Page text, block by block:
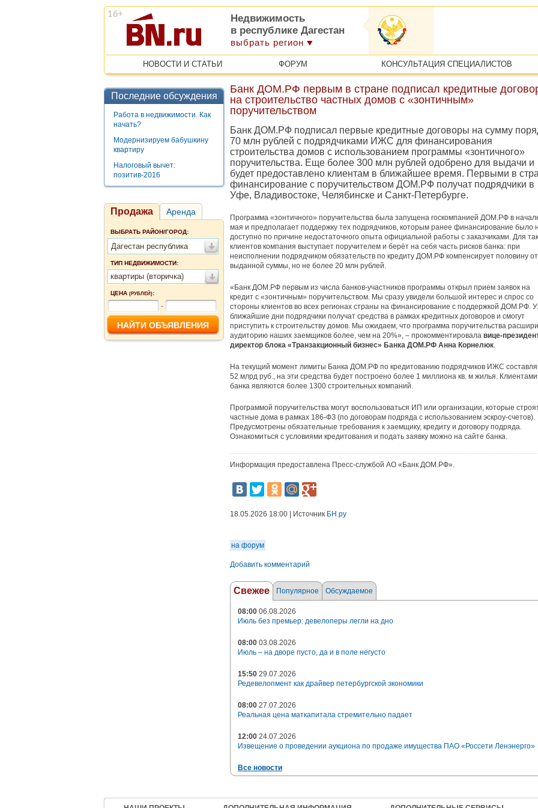
Недвижимость
в республике Дагестан
выбрать регион
НОВОСТИ И СТАТЬИ ФОРУМ КОНСУЛЬТАЦИЯ СПЕЦИАЛИСТОВ
Последние обсуждения
Работа в недвижимости. Как
начать?
Модернизируем бабушкину
квартиру
Налоговый вычет:
позитив-2016
Продажа Аренда
ВЫБРАТЬ РАЙОН/ГОРОД:
Дагестан республика
ТИП НЕДВИЖИМОСТИ:
квартиры (вторичка)
ЦЕНА (РУБЛЕЙ):
-
Банк ДОМ.РФ первым в стране подписал кредитные
на строительство частных домов с «зонтичным»
поручительством
Банк ДОМ.РФ подписал первые кредитные договоры на сумму
70 млн рублей с подрядчиками ИЖС для финансирования
строительства домов с использованием программы «зонтичного»
поручительства. Еще более 300 млн рублей одобрено для выдачи и
будет предоставлено клиентам в ближайшее время. Первыми в
финансирование с поручительством ДОМ.РФ получат подрядчики в
Уфе, Владивостоке, Челябинске и Санкт-Петербурге.
Программа «зонтичного» поручительства была запущена госкомпанией ДОМ.РФ в
мая и предполагает поддержку тех подрядчиков, которым ранее финансирование было
доступно по причине недостаточного опыта официальной работы с заказчиками. Для
клиентов компания выступает поручителем и берёт на себя часть рисков банка: при
неисполнении подрядчиком обязательств по кредиту ДОМ.РФ компенсирует половину от
выданной суммы, но не более 20 млн рублей.
«Банк ДОМ.РФ первым из числа банков-участников программы открыл прием заявок на
кредит с «зонтичным» поручительством. Мы сразу увидели большой интерес и спрос со
стороны клиентов во всех регионах страны на финансирование с поддержкой ДОМ.РФ.
ближайшие дни подрядчики получат средства в рамках кредитных договоров и смогут
приступить к строительству домов. Мы ожидаем, что программа поручительства
аудиторию наших заемщиков более, чем на 20%», – прокомментировала вице-
директор блока «Транзакционный бизнес» Банка ДОМ.РФ Анна Корнелюк.
На текущий момент лимиты Банка ДОМ.РФ по кредитованию подрядчиков ИЖС
52 млрд руб., на эти средства будет построено более 1 миллиона кв. м жилья. Клиентами
банка являются более 1300 строительных компаний.
Программой поручительства могут воспользоваться ИП или организации, которые
частные дома в рамках 186-ФЗ (по договорам подряда с использованием эскроу-счетов).
Предусмотрены обязательные требования к заемщику, кредиту и договору подряда.
Ознакомиться с условиями кредитования и подать заявку можно на сайте банка.
Информация предоставлена Пресс-службой АО «Банк ДОМ.РФ».
18.05.2026 18:00 | Источник БН.ру
на форум
Добавить комментарий
Свежее Популярное Обсуждаемое
08:00 06.08.2026
Июль без премьер: девелоперы легли на дно
08:00 03.08.2026
Июль – на дворе пусто, да и в поле негусто
15:50 29.07.2026
Редевелопмент как драйвер петербургской экономики
08:00 27.07.2026
Реальная цена маткапитала стремительно падает
12:00 24.07.2026
Извещение о проведении аукциона по продаже имущества ПАО «Россети Ленэнерго»
Все новости